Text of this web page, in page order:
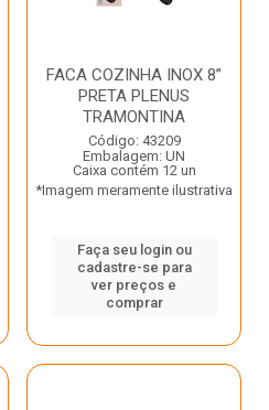
FACA COZINHA INOX 8”
PRETA PLENUS
TRAMONTINA
Código: 43209
Embalagem: UN
Caixa contém 12 un
*Imagem meramente ilustrativa
Faça seu login ou
cadastre-se para
ver preços e
comprar